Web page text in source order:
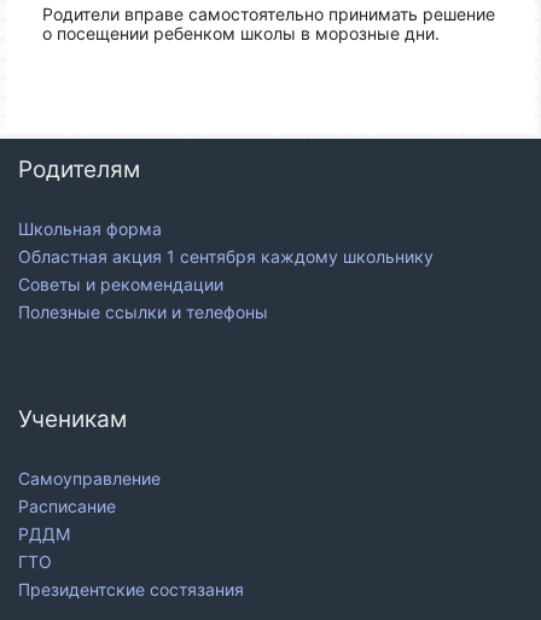
Родители вправе самостоятельно принимать решение
о посещении ребенком школы в морозные дни.
Родителям
Школьная форма
Областная акция 1 сентября каждому школьнику
Советы и рекомендации
Полезные ссылки и телефоны
Ученикам
Самоуправление
Расписание
РДДМ
ГТО
Президентские состязания